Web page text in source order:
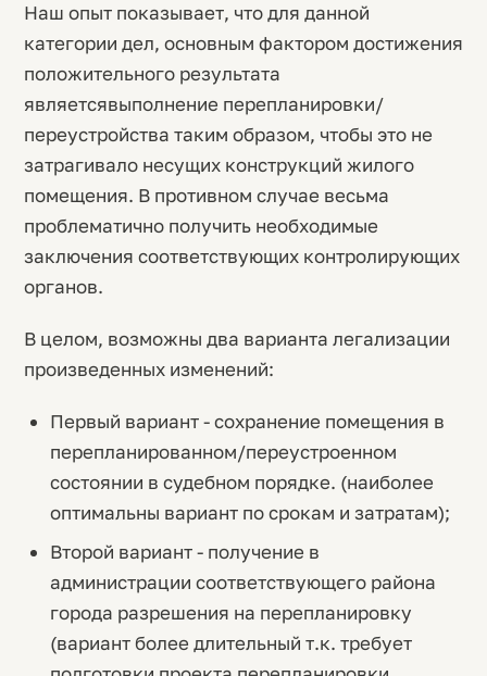
Наш опыт показывает, что для данной
категории дел, основным фактором достижения
положительного результата
являетсявыполнение перепланировки/
переустройства таким образом, чтобы это не
затрагивало несущих конструкций жилого
помещения. В противном случае весьма
проблематично получить необходимые
заключения соответствующих контролирующих
органов.
В целом, возможны два варианта легализации
произведенных изменений:
Первый вариант - сохранение помещения в
перепланированном/переустроенном
состоянии в судебном порядке. (наиболее
оптимальны вариант по срокам и затратам);
Второй вариант - получение в
администрации соответствующего района
города разрешения на перепланировку
(вариант более длительный т.к. требует